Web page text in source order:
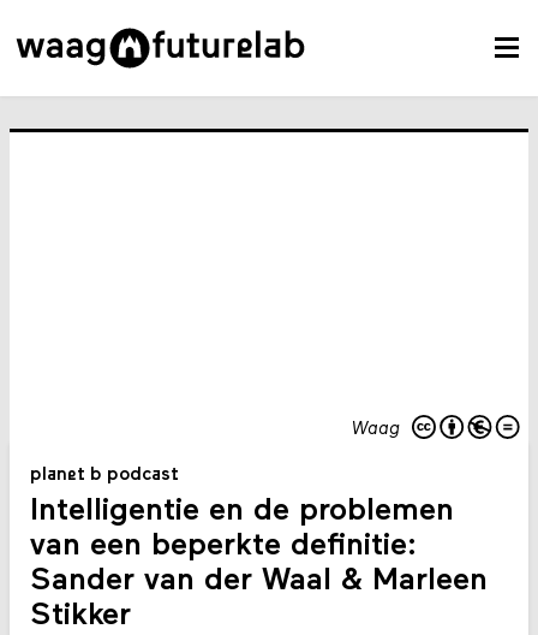
Waag
planet b podcast
Intelligentie en de problemen
van een beperkte definitie:
Sander van der Waal & Marleen
Stikker